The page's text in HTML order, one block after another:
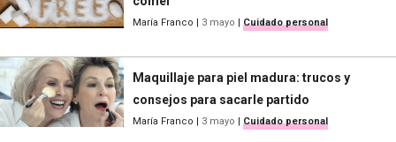
María Franco | 3 mayo | Cuidado personal
Maquillaje para piel madura: trucos y
consejos para sacarle partido
María Franco | 3 mayo | Cuidado personal